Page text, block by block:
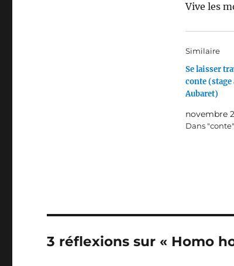
Vive les
Similaire
Se laisser
conte (stage
Aubaret)
novembre
Dans "conte"
3 réflexions sur « Homo